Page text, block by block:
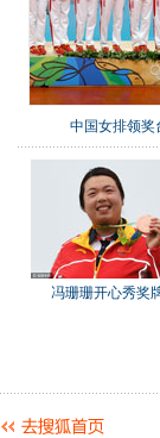
中国女排领奖
冯珊珊开心秀奖